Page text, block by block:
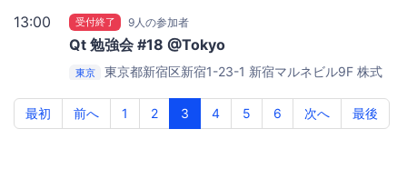
13:00 受付終了 9人の参加者
Qt 勉強会 #18 @Tokyo
東京 東京都新宿区新宿1-23-1 新宿マルネビル9F 株式
最初
前へ 1 2 3 4 5 6 次へ 最後